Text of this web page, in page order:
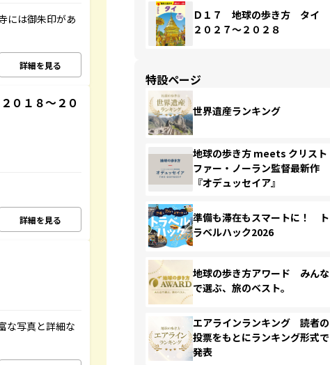
には御朱印があ
詳細を見る
０１８～２０
詳細を見る
な写真と詳細な
Ｄ１７ 地球の歩き方 タイ
２０２７～２０２８
特設ページ
世界遺産ランキング
地球の歩き方 meets クリスト
ファー・ノーラン監督最新作
『オデュッセイア』
準備も滞在もスマートに！ ト
ラベルハック2026
地球の歩き方アワード みんな
で選ぶ、旅のベスト。
エアラインランキング 読者の
投票をもとにランキング形式で
発表